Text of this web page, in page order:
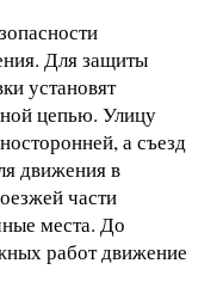
Для защиты
установят
цепью. Улицу
а съезд
движения в
части
места. До
работ движение